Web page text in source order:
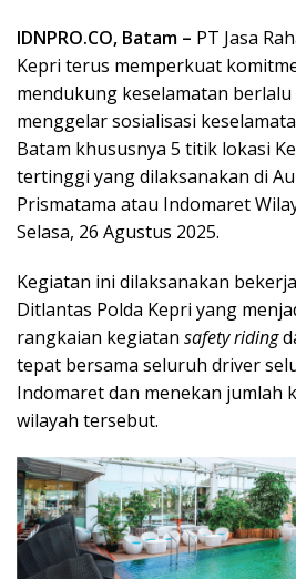
IDNPRO.CO, Batam – PT Jasa
Kepri terus memperkuat
mendukung keselamatan
menggelar sosialisasi
Batam khususnya 5 titik lokasi
tertinggi yang dilaksanakan di
Prismatama atau Indomaret
Selasa, 26 Agustus 2025.
Kegiatan ini dilaksanakan
Ditlantas Polda Kepri yang
rangkaian kegiatan safety riding
tepat bersama seluruh driver
Indomaret dan menekan jumlah
wilayah tersebut.